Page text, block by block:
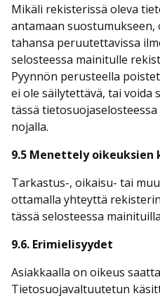
Mikäli rekisterissä oleva
antamaan
tahansa peruutettavissa
selosteessa mainitulle
Pyynnön perusteella
ei ole säilytettävä, tai voida
tässä
nojalla.
9.5 Menettely oikeuksien
Tarkastus-, oikaisu- tai
ottamalla yhteyttä
tässä selosteessa
9.6. Erimielisyydet
Asiakkaalla on oikeus
Tietosuojavaltuutetun